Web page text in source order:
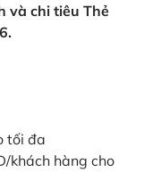
và chi tiêu Thẻ
tối đa
khách hàng cho